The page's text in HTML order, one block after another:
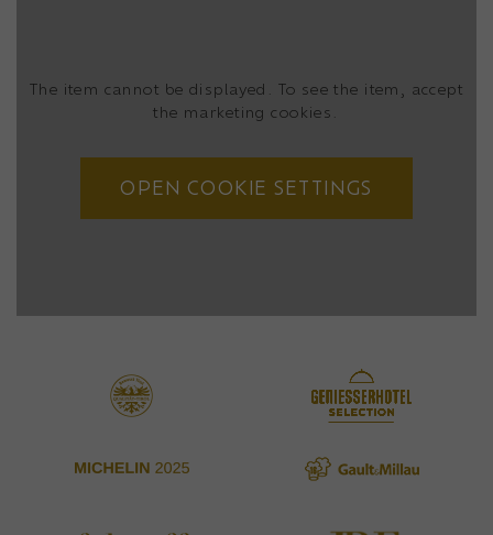
The item cannot be displayed. To see the item, accept
the marketing cookies.
OPEN COOKIE SETTINGS